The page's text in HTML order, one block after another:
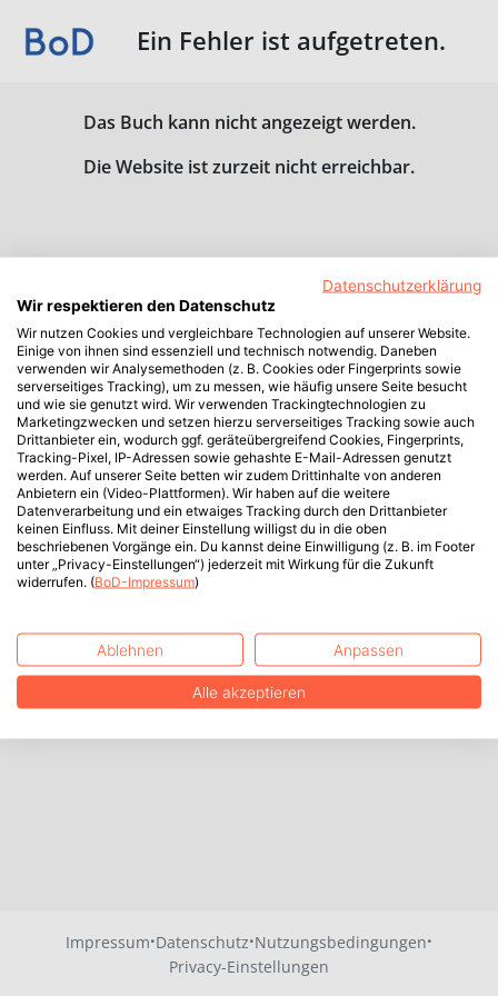
Ein Fehler ist aufgetreten.
Das Buch kann nicht angezeigt werden.
Die Website ist zurzeit nicht erreichbar.
Impressum·Datenschutz·Nutzungsbedingungen·
Privacy-Einstellungen
Datenschutzerklärung
Wir respektieren den Datenschutz
Wir nutzen Cookies und vergleichbare Technologien auf unserer Website.
Einige von ihnen sind essenziell und technisch notwendig. Daneben
verwenden wir Analysemethoden (z. B. Cookies oder Fingerprints sowie
serverseitiges Tracking), um zu messen, wie häufig unsere Seite besucht
und wie sie genutzt wird. Wir verwenden Trackingtechnologien zu
Marketingzwecken und setzen hierzu serverseitiges Tracking sowie auch
Drittanbieter ein, wodurch ggf. geräteübergreifend Cookies, Fingerprints,
Tracking-Pixel, IP-Adressen sowie gehashte E-Mail-Adressen genutzt
werden. Auf unserer Seite betten wir zudem Drittinhalte von anderen
Anbietern ein (Video-Plattformen). Wir haben auf die weitere
Datenverarbeitung und ein etwaiges Tracking durch den Drittanbieter
keinen Einfluss. Mit deiner Einstellung willigst du in die oben
beschriebenen Vorgänge ein. Du kannst deine Einwilligung (z. B. im Footer
unter „Privacy-Einstellungen“) jederzeit mit Wirkung für die Zukunft
widerrufen. (BoD-Impressum)
Ablehnen Anpassen
Alle akzeptieren